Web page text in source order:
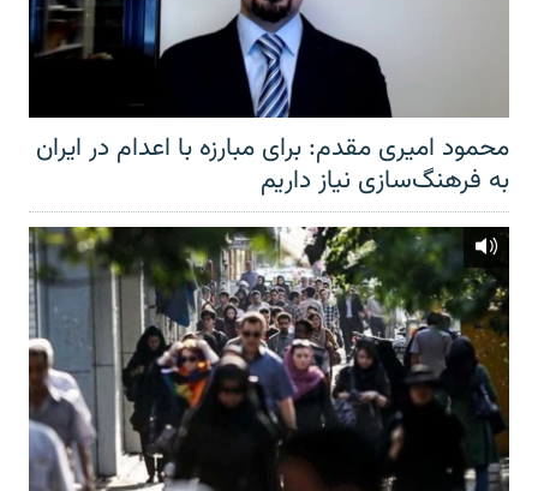
محمود امیری مقدم: برای مبارزه با اعدام در ایران
به فرهنگ‌سازی نیاز داریم